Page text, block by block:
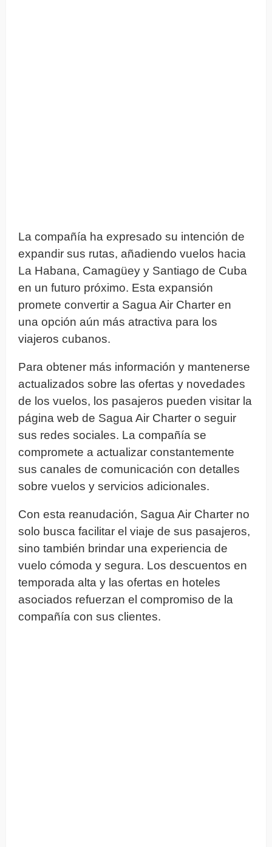
La compañía ha expresado su intención de
expandir sus rutas, añadiendo vuelos hacia
La Habana, Camagüey y Santiago de Cuba
en un futuro próximo. Esta expansión
promete convertir a Sagua Air Charter en
una opción aún más atractiva para los
viajeros cubanos.
Para obtener más información y mantenerse
actualizados sobre las ofertas y novedades
de los vuelos, los pasajeros pueden visitar la
página web de Sagua Air Charter o seguir
sus redes sociales. La compañía se
compromete a actualizar constantemente
sus canales de comunicación con detalles
sobre vuelos y servicios adicionales.
Con esta reanudación, Sagua Air Charter no
solo busca facilitar el viaje de sus pasajeros,
sino también brindar una experiencia de
vuelo cómoda y segura. Los descuentos en
temporada alta y las ofertas en hoteles
asociados refuerzan el compromiso de la
compañía con sus clientes.